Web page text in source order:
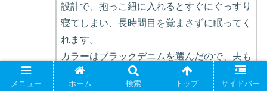
設計で、抱っこ紐に入れるとすぐにぐっすり
寝てしまい、長時間目を覚まさずに眠ってく
れます。
カラーはブラックデニムを選んだので、夫も
抵抗なく使えて、どんな服装にも合わせやす
メニュー ホーム 検索 トップ サイドバー